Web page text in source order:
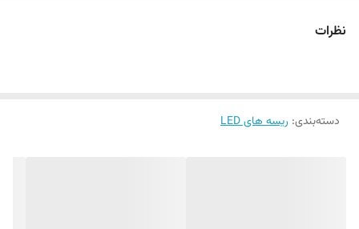
ریسه
نظرات
دسته‌بندی: ریسه های LED